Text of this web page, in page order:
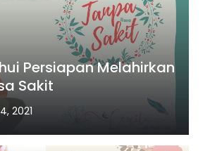
Persiapan Melahirkan
Sakit
2021